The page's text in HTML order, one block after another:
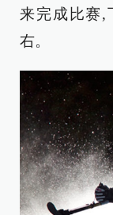
来完成比赛,
右。